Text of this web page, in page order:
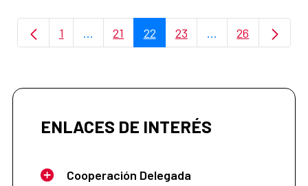
Página
1 ...Páginas intermedias Use TAB para
Página
21 Página
22 Página
23 ...PáginasPágina
26
ENLACES DE INTERÉS
Cooperación Delegada